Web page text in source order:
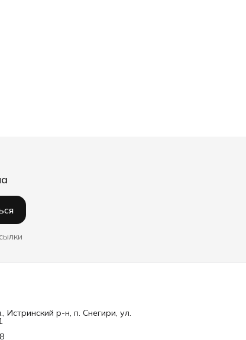
Истринский р-н, п. Снегири, ул.